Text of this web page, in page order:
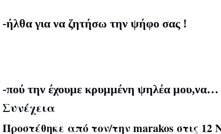
-ήλθα για να ζητήσω την ψήφο σας !
-πού την έχουμε κρυμμένη ψηλέα μου,να…
Συνέχεια
Προστέθηκε από τον/τηνmarakos στις 12